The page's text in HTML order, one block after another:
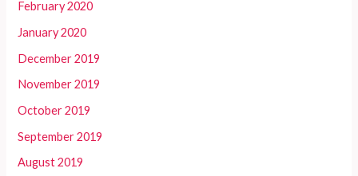
February 2020
January 2020
December 2019
November 2019
October 2019
September 2019
August 2019